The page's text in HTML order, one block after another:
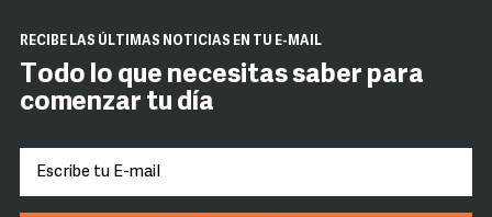
RECIBE LAS ÚLTIMAS NOTICIAS EN TU E-MAIL
Todo lo que necesitas saber para
comenzar tu día